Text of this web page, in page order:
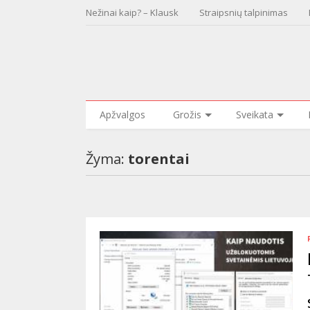
Nežinai kaip? – Klausk Straipsnių talpinimas
Apžvalgos Grožis Sveikata
Žyma: torentai